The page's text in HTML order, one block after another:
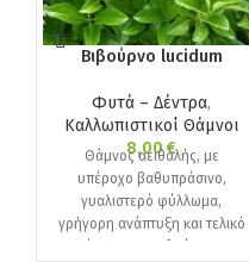
Βιβούρνο lucidum
Φυτά – Δέντρα,
Καλλωπιστικοί Θάμνοι
8,00€
Θάμνος αειθαλής, με
υπέροχο βαθυπράσινο,
γυαλιστερό φύλλωμα,
γρήγορη ανάπτυξη και τελικό